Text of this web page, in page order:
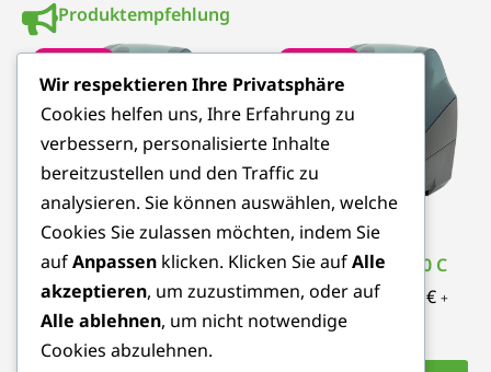
Produktempfehlung
Angebot!
CAB MACH 4.3S 300 P
1.560,00€1.263,60€ +
MwSt
Angebot!
CAB MACH 4.3S 300 C
1.860,00€ 1.506,60 € +
MwSt
Wir respektieren Ihre Privatsphäre
Cookies helfen uns, Ihre Erfahrung zu
verbessern, personalisierte Inhalte
bereitzustellen und den Traffic zu
analysieren. Sie können auswählen, welche
Cookies Sie zulassen möchten, indem Sie
aufAnpassen klicken. Klicken Sie aufAlle
akzeptieren, um zuzustimmen, oder auf
Alle ablehnen, um nicht notwendige
Cookies abzulehnen.